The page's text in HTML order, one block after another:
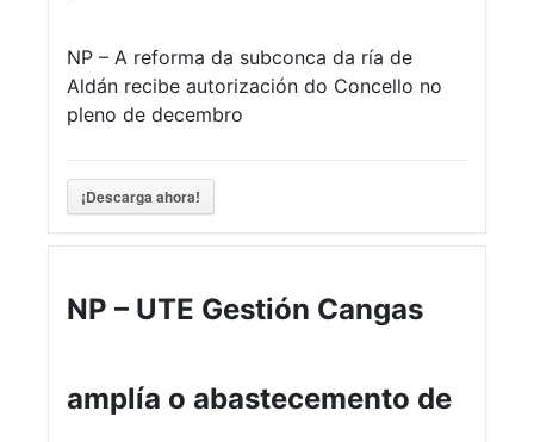
NP – A reforma da subconca da ría de
Aldán recibe autorización do Concello no
pleno de decembro
¡Descarga ahora!
NP – UTE Gestión Cangas
amplía o abastecemento de